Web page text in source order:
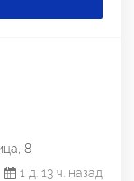
8
1 д. 13 ч. назад